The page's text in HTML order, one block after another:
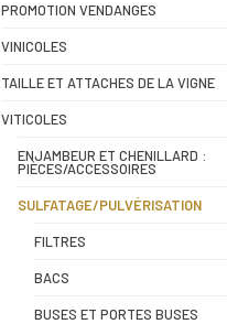
PROMOTION VENDANGES
VINICOLES
TAILLE ET ATTACHES DE LA VIGNE
VITICOLES
ENJAMBEUR ET CHENILLARD :
PIÈCES/ACCESSOIRES
SULFATAGE/PULVÉRISATION
FILTRES
BACS
BUSES ET PORTES BUSES